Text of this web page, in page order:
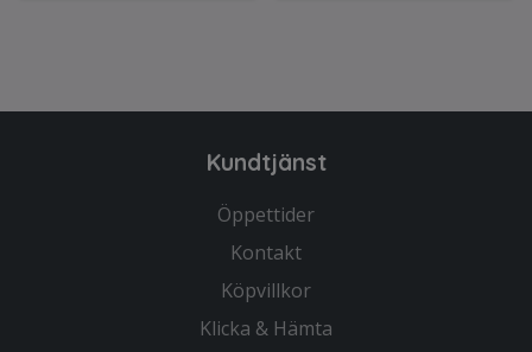
Kundtjänst
Öppettider
Kontakt
Köpvillkor
Klicka & Hämta